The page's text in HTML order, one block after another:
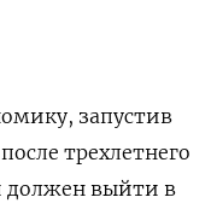
запустив
трехлетнего
должен выйти в